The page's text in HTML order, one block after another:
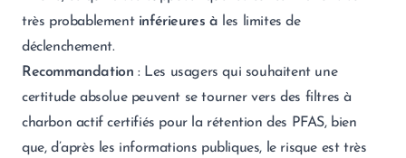
très probablement inférieures à les limites de
déclenchement.
Recommandation : Les usagers qui souhaitent une
certitude absolue peuvent se tourner vers des filtres à
charbon actif certifiés pour la rétention des PFAS, bien
que, d’après les informations publiques, le risque est très